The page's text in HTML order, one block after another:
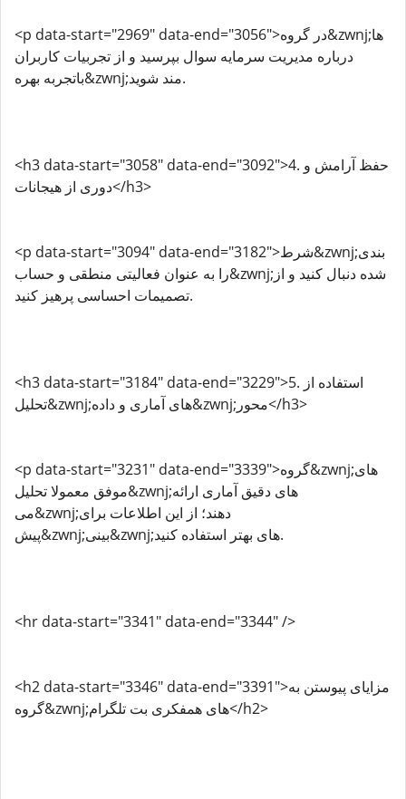
<p data-start="2969" data-end="3056">در گروه&zwnj;ها
درباره مدیریت سرمایه سوال بپرسید و از تجربیات کاربران
باتجربه بهره&zwnj;مند شوید.
<h3 data-start="3058" data-end="3092">4. حفظ آرامش و
دوری از هیجانات</h3>
<p data-start="3094" data-end="3182">شرط&zwnj;بندی
را به عنوان فعالیتی منطقی و حساب&zwnj;شده دنبال کنید و از
تصمیمات احساسی پرهیز کنید.
<h3 data-start="3184" data-end="3229">5. استفاده از
تحلیل&zwnj;های آماری و داده&zwnj;محور</h3>
<p data-start="3231" data-end="3339">گروه&zwnj;های
موفق معمولا تحلیل&zwnj;های دقیق آماری ارائه
می&zwnj;دهند؛ از این اطلاعات برای
پیش&zwnj;بینی&zwnj;های بهتر استفاده کنید.
<hr data-start="3341" data-end="3344" />
<h2 data-start="3346" data-end="3391">مزایای پیوستن به
گروه&zwnj;های همفکری بت تلگرام</h2>